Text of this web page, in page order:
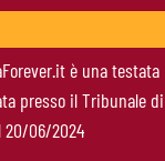
è una testata
presso il Tribunale di
20/06/2024